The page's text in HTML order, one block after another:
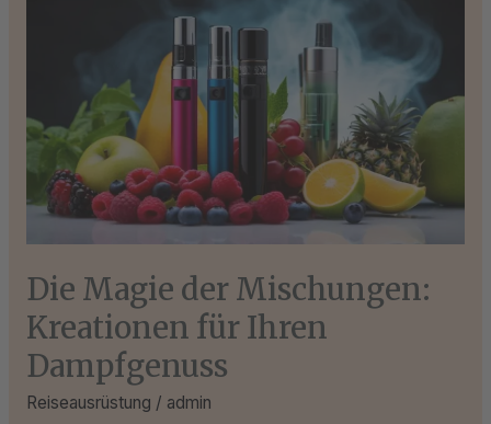
Die Magie der Mischungen:
Kreationen für Ihren
Dampfgenuss
Reiseausrüstung / admin
Kreationen
für
Dampfgenuss